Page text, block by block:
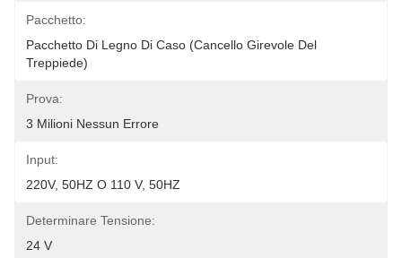
Pacchetto:
Pacchetto Di Legno Di Caso (cancello Girevole Del
Treppiede)
Prova:
3 Milioni Nessun Errore
Input:
220V, 50HZ O 110 V, 50HZ
Determinare Tensione:
24 V